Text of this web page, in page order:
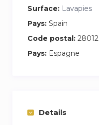
Surface: Lavapies
Pays: Spain
Code postal: 28012
Pays: Espagne
Details